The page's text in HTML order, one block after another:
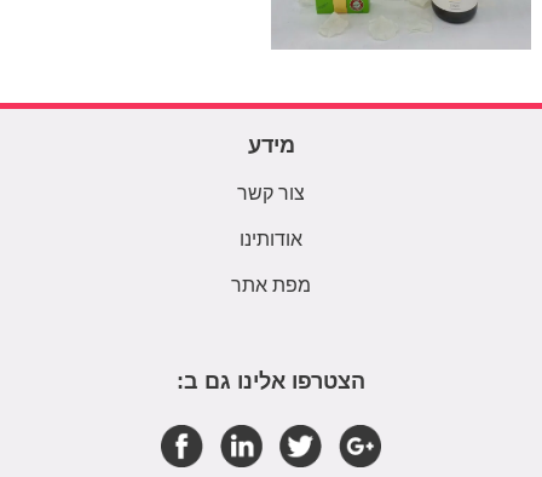
מידע
צור קשר
אודותינו
מפת אתר
הצטרפו אלינו גם ב: